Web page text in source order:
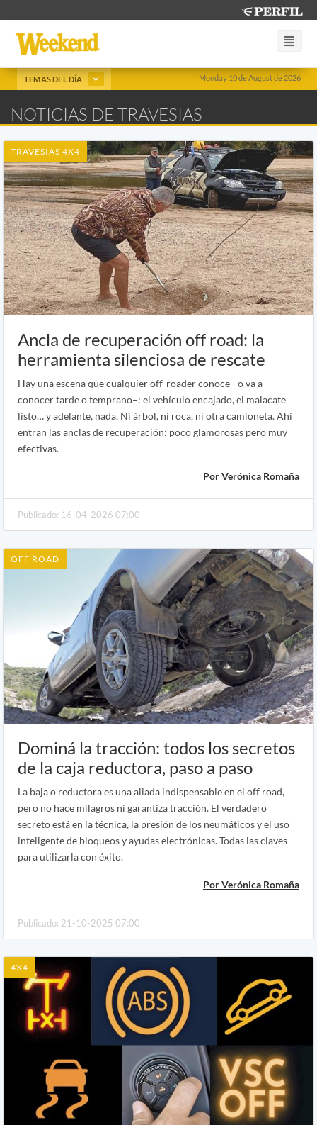
Monday 10 de August de 2026
TEMAS DEL DÍA
NOTICIAS DE TRAVESIAS
TRAVESIAS 4X4
Ancla de recuperación off road: la
herramienta silenciosa de rescate
Hay una escena que cualquier off-roader conoce –o va a
conocer tarde o temprano–: el vehículo encajado, el malacate
listo… y adelante, nada. Ni árbol, ni roca, ni otra camioneta. Ahí
entran las anclas de recuperación: poco glamorosas pero muy
efectivas.
Por Verónica Romaña
Publicado: 16-04-2026 07:00
OFF ROAD
Dominá la tracción: todos los secretos
de la caja reductora, paso a paso
La baja o reductora es una aliada indispensable en el off road,
pero no hace milagros ni garantiza tracción. El verdadero
secreto está en la técnica, la presión de los neumáticos y el uso
inteligente de bloqueos y ayudas electrónicas. Todas las claves
para utilizarla con éxito.
Por Verónica Romaña
Publicado: 21-10-2025 07:00
4X4